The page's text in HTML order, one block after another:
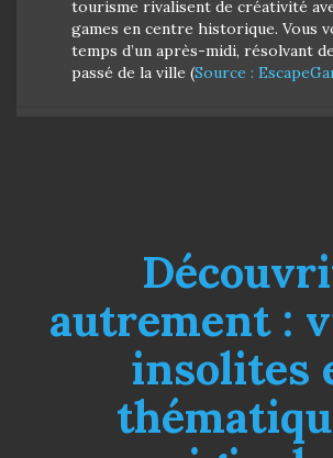
tourisme rivalisent de créativité
games en centre historique. Vous
temps d’un après-midi, résolvant
passé de la ville (Source :
autrement :
insolites